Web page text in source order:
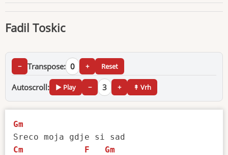
Fadil Toskic
− Transpose: 0 + Reset
Autoscroll: ▶ Play − 3 + ↟ Vrh
Gm
Cm
F
Gm